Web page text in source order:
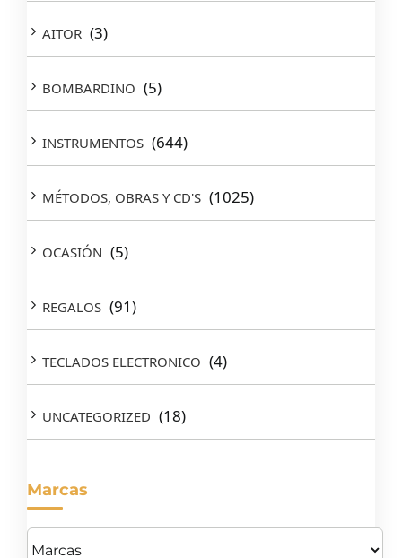
AITOR (3)
BOMBARDINO (5)
INSTRUMENTOS (644)
MÉTODOS, OBRAS Y CD'S (1025)
OCASIÓN (5)
REGALOS (91)
TECLADOS ELECTRONICO (4)
UNCATEGORIZED (18)
Marcas